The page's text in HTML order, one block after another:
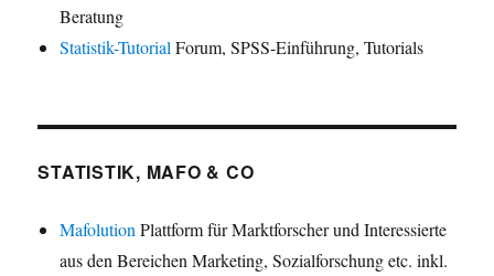
Beratung
Statistik-Tutorial Forum, SPSS-Einführung, Tutorials
STATISTIK, MAFO & CO
Mafolution Plattform für Marktforscher und Interessierte
aus den Bereichen Marketing, Sozialforschung etc. inkl.